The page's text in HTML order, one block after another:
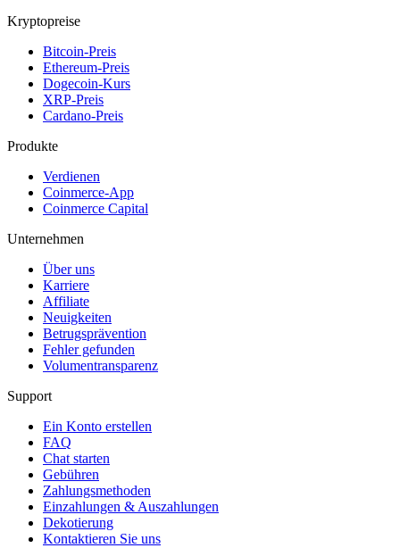
Kryptopreise
Bitcoin-Preis
Ethereum-Preis
Dogecoin-Kurs
XRP-Preis
Cardano-Preis
Produkte
Verdienen
Coinmerce-App
Coinmerce Capital
Unternehmen
Über uns
Karriere
Affiliate
Neuigkeiten
Betrugsprävention
Fehler gefunden
Volumentransparenz
Support
Ein Konto erstellen
FAQ
Chat starten
Gebühren
Zahlungsmethoden
Einzahlungen & Auszahlungen
Dekotierung
Kontaktieren Sie uns